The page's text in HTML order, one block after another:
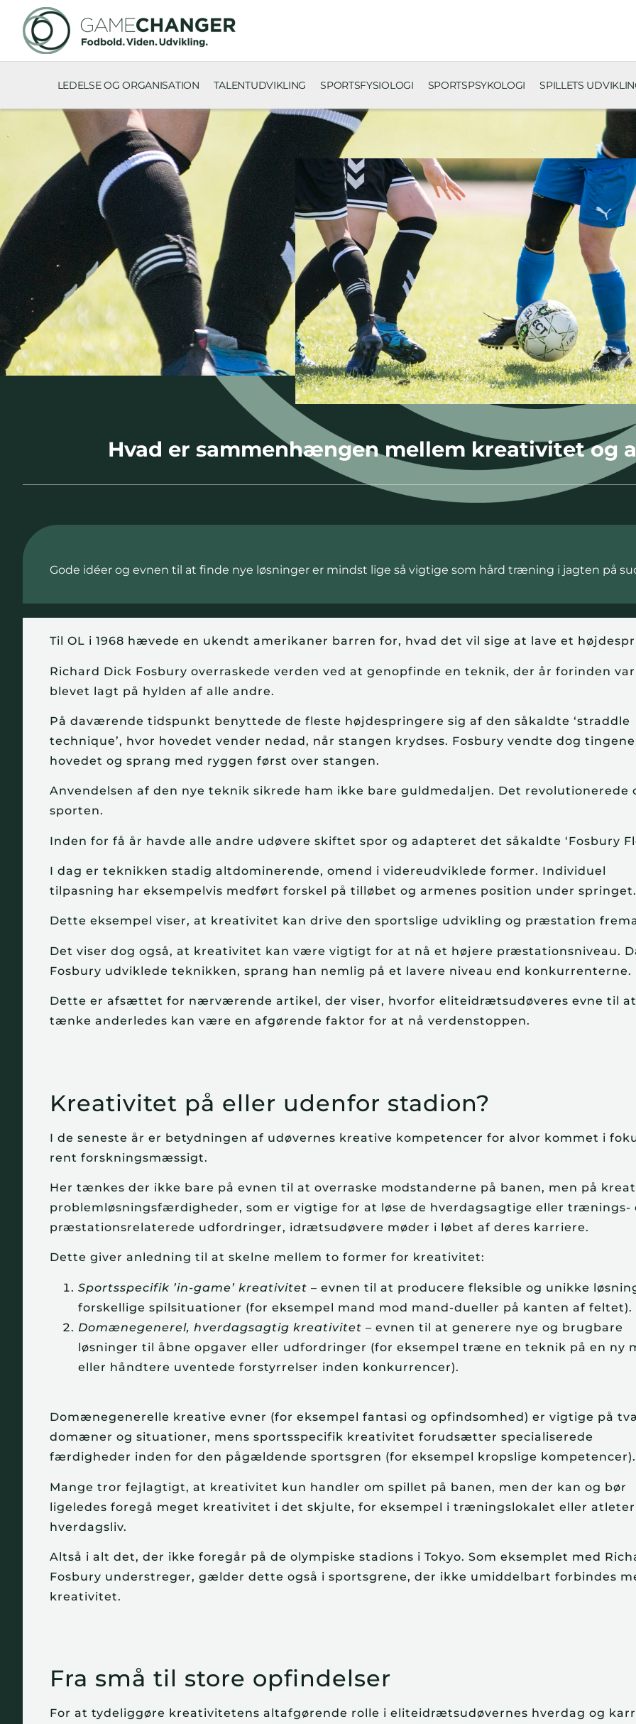
LEDELSE OG ORGANISATION TALENTUDVIKLING SPORTSFYSIOLOGI SPORTSPSYKOLOGI SPILLETS
Hvad er sammenhængen mellem kreativitet og
Gode idéer og evnen til at finde nye løsninger er mindst lige så vigtige som hård træning i jagten på
Til OL i 1968 hævede en ukendt amerikaner barren for, hvad det vil sige at lave et
Richard Dick Fosbury overraskede verden ved at genopfinde en teknik, der år forinden var
blevet lagt på hylden af alle andre.
På daværende tidspunkt benyttede de fleste højdespringere sig af den såkaldte ‘straddle
technique’, hvor hovedet vender nedad, når stangen krydses. Fosbury vendte dog
hovedet og sprang med ryggen først over stangen.
Anvendelsen af den nye teknik sikrede ham ikke bare guldmedaljen. Det revolutionerede
sporten.
Inden for få år havde alle andre udøvere skiftet spor og adapteret det såkaldte ‘Fosbury
I dag er teknikken stadig altdominerende, omend i videreudviklede former. Individuel
tilpasning har eksempelvis medført forskel på tilløbet og armenes position under springet.
Dette eksempel viser, at kreativitet kan drive den sportslige udvikling og præstation
Det viser dog også, at kreativitet kan være vigtigt for at nå et højere præstationsniveau.
Fosbury udviklede teknikken, sprang han nemlig på et lavere niveau end konkurrenterne.
Dette er afsættet for nærværende artikel, der viser, hvorfor eliteidrætsudøveres evne til at
tænke anderledes kan være en afgørende faktor for at nå verdenstoppen.
Kreativitet på eller udenfor stadion?
I de seneste år er betydningen af udøvernes kreative kompetencer for alvor kommet i
rent forskningsmæssigt.
Her tænkes der ikke bare på evnen til at overraske modstanderne på banen, men på
problemløsningsfærdigheder, som er vigtige for at løse de hverdagsagtige eller trænings-
præstationsrelaterede udfordringer, idrætsudøvere møder i løbet af deres karriere.
Dette giver anledning til at skelne mellem to former for kreativitet:
Sportsspecifik ’in-game’ kreativitet – evnen til at producere fleksible og unikke
forskellige spilsituationer (for eksempel mand mod mand-dueller på kanten af feltet).
Domænegenerel, hverdagsagtig kreativitet – evnen til at generere nye og brugbare
løsninger til åbne opgaver eller udfordringer (for eksempel træne en teknik på en ny
eller håndtere uventede forstyrrelser inden konkurrencer).
Domænegenerelle kreative evner (for eksempel fantasi og opfindsomhed) er vigtige på
domæner og situationer, mens sportsspecifik kreativitet forudsætter specialiserede
færdigheder inden for den pågældende sportsgren (for eksempel kropslige kompetencer).
Mange tror fejlagtigt, at kreativitet kun handler om spillet på banen, men der kan og bør
ligeledes foregå meget kreativitet i det skjulte, for eksempel i træningslokalet eller
hverdagsliv.
Altså i alt det, der ikke foregår på de olympiske stadions i Tokyo. Som eksemplet med
Fosbury understreger, gælder dette også i sportsgrene, der ikke umiddelbart forbindes
kreativitet.
Fra små til store opfindelser
For at tydeliggøre kreativitetens altafgørende rolle i eliteidrætsudøvernes hverdag og